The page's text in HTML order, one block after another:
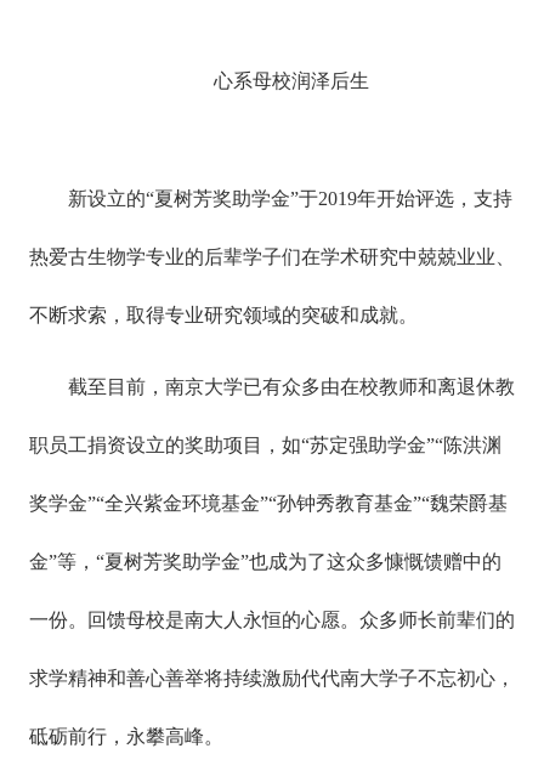
心系母校润泽后生
新设立的“夏树芳奖助学金”于2019年开始评选，支持
热爱古生物学专业的后辈学子们在学术研究中兢兢业业、
不断求索，取得专业研究领域的突破和成就。
截至目前，南京大学已有众多由在校教师和离退休教
职员工捐资设立的奖助项目，如“苏定强助学金”“陈洪渊
奖学金”“全兴紫金环境基金”“孙钟秀教育基金”“魏荣爵基
金”等，“夏树芳奖助学金”也成为了这众多慷慨馈赠中的
一份。回馈母校是南大人永恒的心愿。众多师长前辈们的
求学精神和善心善举将持续激励代代南大学子不忘初心，
砥砺前行，永攀高峰。